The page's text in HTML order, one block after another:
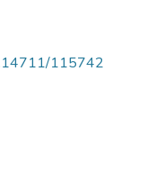
115742